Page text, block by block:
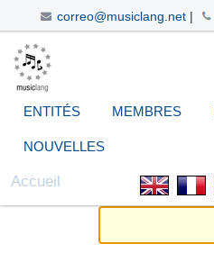
correo@musiclang.net|
Aller
au
contenu.
navigation
Navigation
ENTITÉS MEMBRES
NOUVELLES
Accueil